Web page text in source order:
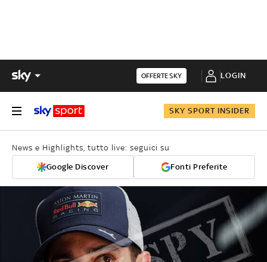
OFFERTE SKY LOGIN
SKY SPORT INSIDER
News e Highlights, tutto live: seguici su
Google Discover Fonti Preferite